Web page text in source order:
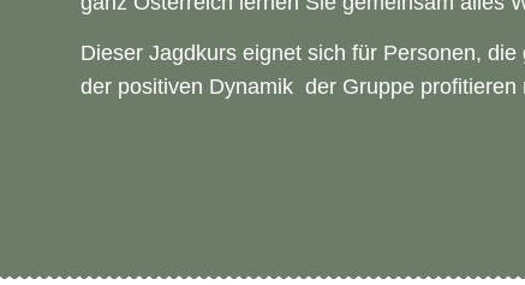
Dieser Jagdkurs eignet sich für Personen,
der positiven Dynamik der Gruppe profitieren